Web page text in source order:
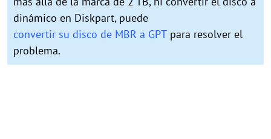
dinámico en Diskpart, puede
convertir su disco de MBR a GPT para resolver el
problema.